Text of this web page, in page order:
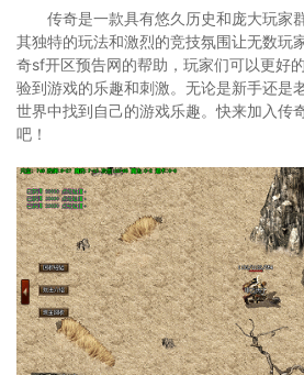
传奇是一款具有悠久历史和庞大玩家
其独特的玩法和激烈的竞技氛围让无数玩
奇sf开区预告网的帮助，玩家们可以更好
验到游戏的乐趣和刺激。无论是新手还是
世界中找到自己的游戏乐趣。快来加入传
吧！